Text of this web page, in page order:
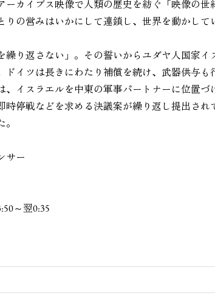
ーカイブス映像で人類の歴史を紡ぐ「映像の世
りの営みはいかにして連鎖し、世界を動かして
繰り返さない」。その誓いからユダヤ人国家
ドイツは長きにわたり補償を続け、武器供与も
、イスラエルを中東の軍事パートナーに位置
時停戦などを求める決議案が繰り返し提出され
。
サー
～翌0:35